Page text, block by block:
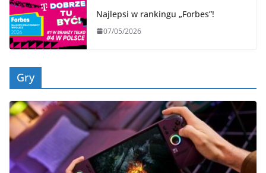
Najlepsi w rankingu „Forbes”!
07/05/2026
Gry